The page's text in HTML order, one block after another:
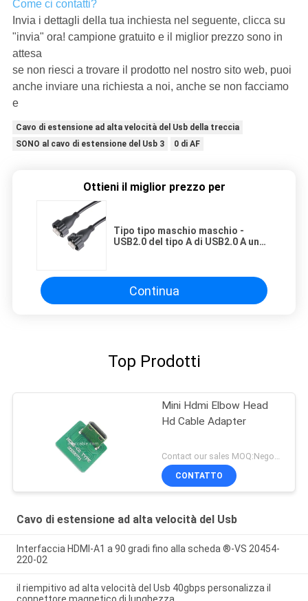
Come ci contatti?
Invia i dettagli della tua inchiesta nel seguente, clicca su
"invia" ora! campione gratuito e il miglior prezzo sono in
attesa
se non riesci a trovare il prodotto nel nostro sito web, puoi
anche inviare una richiesta a noi, anche se non facciamo
e
Cavo di estensione ad alta velocità del Usb della treccia
SONO al cavo di estensione del Usb 3
0 di AF
Ottieni il miglior prezzo per
Tipo tipo maschio maschio -
USB2.0 del tipo A di USB2.0 A un
Continua
Top Prodotti
Mini Hdmi Elbow Head
Hd Cable Adapter
CONTATTO
Cavo di estensione ad alta velocità del Usb
Interfaccia HDMI-A1 a 90 gradi fino alla scheda ®-VS 20454-
220-02
il riempitivo ad alta velocità del Usb 40gbps personalizza il
connettore magnetico di lunghezza